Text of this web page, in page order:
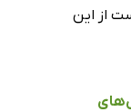
از این